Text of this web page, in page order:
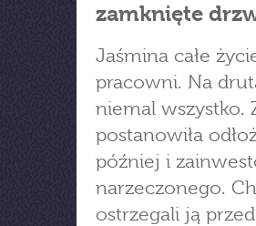
zamknięte
Jaśmina całe
pracowni. Na
niemal wszystko.
postanowiła
później i
narzeczonego.
ostrzegali ją